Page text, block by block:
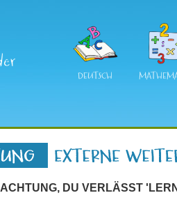
DEUTSCH
ACHTUNG, DU VERLÄSST